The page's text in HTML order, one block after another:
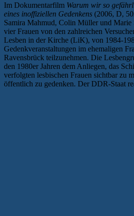
Im Dokumentarfilm Warum wir so
eines inoffiziellen Gedenkens (2006, D,
Samira Mahmud, Colin Müller und Marie
vier Frauen von den zahlreichen
Lesben in der Kirche (LiK), von 1984-
Gedenkveranstaltungen im ehemaligen
Ravensbrück teilzunehmen. Die
den 1980er Jahren dem Anliegen, das
verfolgten lesbischen Frauen sichtbar zu
öffentlich zu gedenken. Der DDR-Staat